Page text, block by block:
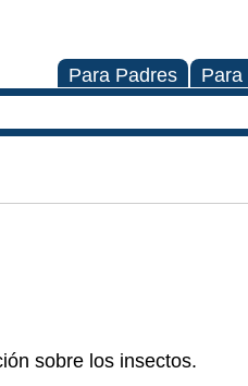
Para Padres Para
sobre los insectos.